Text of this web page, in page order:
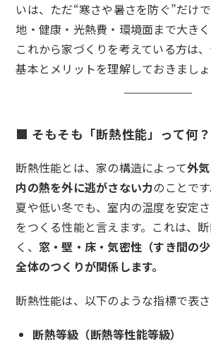
いは、ただ“寒さや暑さを防ぐ”だけ
地・健康・光熱費・環境面まで大きく
これから家づくりを考えている方は
基本とメリットを理解しておきましょ
■ そもそも「断熱性能」って何？
断熱性能とは、家の構造によって外
内の熱を外に逃がさない力のことで
夏や低い冬でも、室内の温度を安定
をつくる性能と言えます。これは、
く、 窓・壁・床・気密性（すき間の
全体のつくりが関係します。
断熱性能は、以下のような指標で表さ
断熱等級（断熱等性能等級）